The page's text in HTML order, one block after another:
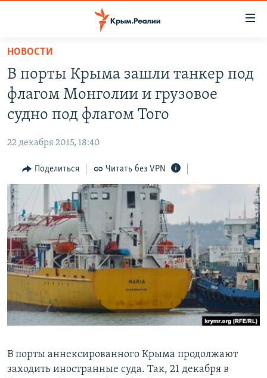
Вернуться
основному
содержанию
Вернутся
главной
навигации
Вернутся
поиску
СПЕЦПРОЕКТЫ
11 ЛЕТ ОККУПАЦИИ КРЫМА. 11 ИСТОРИЙ СОПРОТИВЛЕНИЯ
ВОДА
ЕЩЕ
ИНТЕРАКТИВ
ИНФОГРАФИКА
ТЕЛЕПРОЕКТ КРЫМ.РЕАЛИИ
СОВЕТЫ ПРАВОЗАЩИТНИКОВ
ПРОПАВШИЕ БЕЗ ВЕСТИ
ПОБЕДИТЕЛЕЙ НЕ СУДЯТ?
КРЫМ.НЕПОКОРЕННЫЙ
РАДІО СВОБОДА
КАК ОБОЙТИ БЛОКИРОВКУ
Українською
Qırımtatar
ПРИСОЕДИНЯЙТЕСЬ!
Все сайты RFE/RL
НОВОСТИ
В порты Крыма зашли танкер под
флагом Монголии и грузовое
судно под флагом Того
22 декабря 2015, 18:40
Поделиться Читать без VPN
В порты аннексированного Крыма продолжают
заходить иностранные суда. Так, 21 декабря в